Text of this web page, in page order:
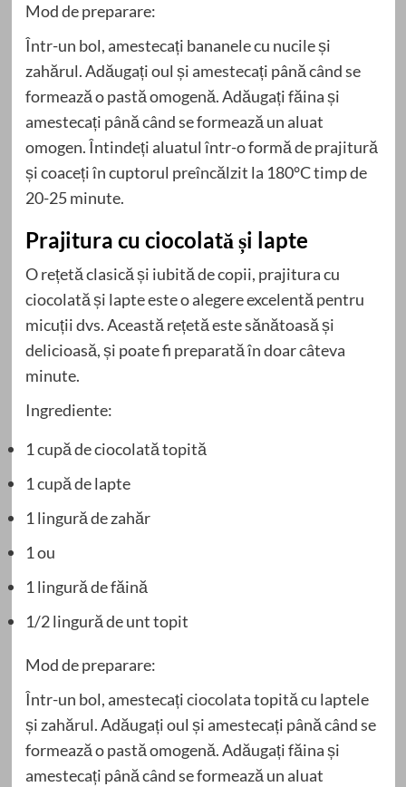
Mod de preparare:
Într-un bol, amestecați bananele cu nucile și
zahărul. Adăugați oul și amestecați până când se
formează o pastă omogenă. Adăugați făina și
amestecați până când se formează un aluat
omogen. Întindeți aluatul într-o formă de prajitură
și coaceți în cuptorul preîncălzit la 180°C timp de
20-25 minute.
Prajitura cu ciocolată și lapte
O rețetă clasică și iubită de copii, prajitura cu
ciocolată și lapte este o alegere excelentă pentru
micuții dvs. Această rețetă este sănătoasă și
delicioasă, și poate fi preparată în doar câteva
minute.
Ingrediente:
1 cupă de ciocolată topită
1 cupă de lapte
1 lingură de zahăr
1 ou
1 lingură de făină
1/2 lingură de unt topit
Mod de preparare:
Într-un bol, amestecați ciocolata topită cu laptele
și zahărul. Adăugați oul și amestecați până când se
formează o pastă omogenă. Adăugați făina și
amestecați până când se formează un aluat